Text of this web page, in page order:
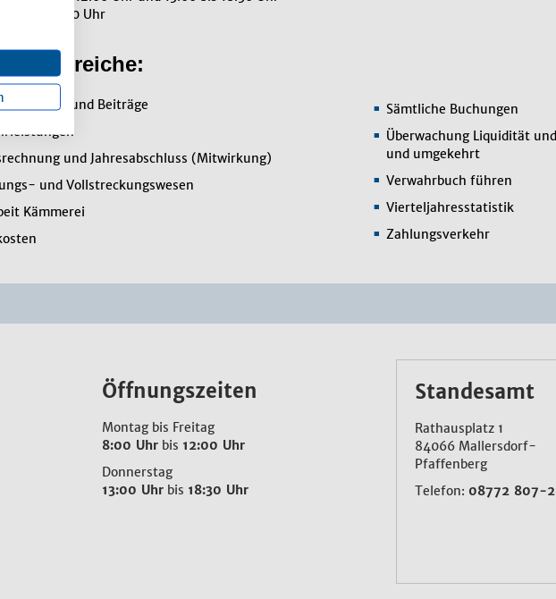
- 12.00 Uhr
Gebühren und Beiträge
und Jahresabschluss (Mitwirkung)
und Vollstreckungswesen
Kämmerei
Sämtliche Buchungen
Überwachung Liquidität
und umgekehrt
Verwahrbuch führen
Vierteljahresstatistik
Zahlungsverkehr
Öffnungszeiten
Montag bis Freitag
8:00 Uhrbis 12:00 Uhr
Donnerstag
13:00 Uhrbis 18:30 Uhr
Standesamt
Rathausplatz 1
84066 Mallersdorf-
Pfaffenberg
Telefon:08772 807-